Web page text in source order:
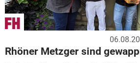
Rhöner Metzger sind